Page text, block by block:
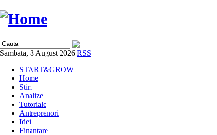
Sambata, 8 August 2026 RSS
START&GROW
Home
Stiri
Analize
Tutoriale
Antreprenori
Idei
Finantare